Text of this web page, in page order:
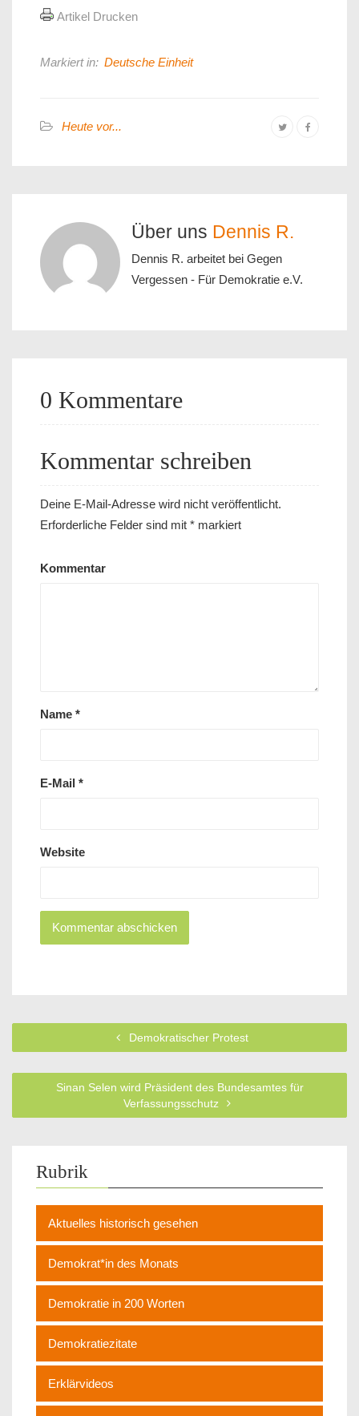
Artikel Drucken
Markiert in: Deutsche Einheit
Heute vor...
Über uns Dennis R.
Dennis R. arbeitet bei Gegen
Vergessen - Für Demokratie e.V.
0 Kommentare
Kommentar schreiben
Deine E-Mail-Adresse wird nicht veröffentlicht.
Erforderliche Felder sind mit * markiert
Kommentar
Name *
E-Mail *
Website
Demokratischer Protest
Sinan Selen wird Präsident des Bundesamtes für
Verfassungsschutz
Rubrik
Aktuelles historisch gesehen
Demokrat*in des Monats
Demokratie in 200 Worten
Demokratiezitate
Erklärvideos